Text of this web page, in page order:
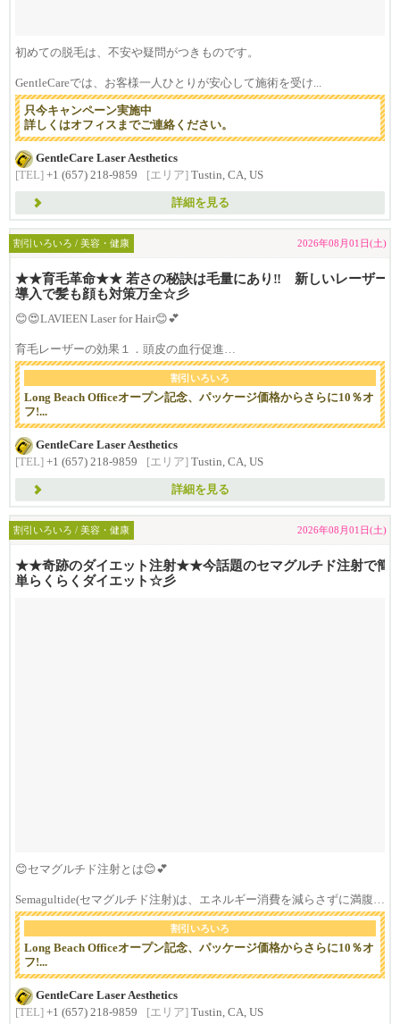
初めての脱毛は、不安や疑問がつきものです。
GentleCareでは、お客様一人ひとりが安心して施術を受け...
只今キャンペーン実施中
詳しくはオフィスまでご連絡ください。
GentleCare Laser Aesthetics
[TEL] +1 (657) 218-9859 [エリア] Tustin, CA, US
詳細を見る
割引いろいろ / 美容・健康 2026年08月01日(土)
★★育毛革命★★ 若さの秘訣は毛量にあり‼ 新しいレーザー
導入で髪も顔も対策万全☆彡
😊😍LAVIEEN Laser for Hair😊💕
育毛レーザーの効果１．頭皮の血行促進
... 割引いろいろ
Long Beach Officeオープン記念、パッケージ価格からさらに10％オ
フ!...
GentleCare Laser Aesthetics
[TEL] +1 (657) 218-9859 [エリア] Tustin, CA, US
詳細を見る
割引いろいろ / 美容・健康 2026年08月01日(土)
★★奇跡のダイエット注射★★今話題のセマグルチド注射で簡
単らくらくダイエット☆彡
😊セマグルチド注射とは😊💕
Semagultide(セマグルチド注射)は、エネルギー消費を減らさずに満腹
感...
割引いろいろ
Long Beach Officeオープン記念、パッケージ価格からさらに10％オ
フ!...
GentleCare Laser Aesthetics
[TEL] +1 (657) 218-9859 [エリア] Tustin, CA, US